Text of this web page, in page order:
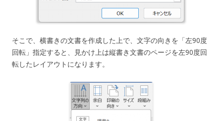
そこで、横書きの文書を作成した上で、文字の向きを「左90度
回転」指定すると、見かけ上は縦書き文書のページを左90度回
転したレイアウトになります。